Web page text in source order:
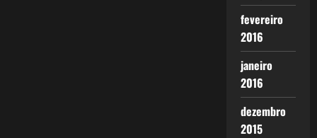
fevereiro
2016
janeiro
2016
dezembro
2015